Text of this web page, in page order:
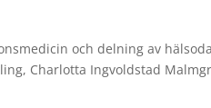
och delning av
Charlotta Ingvoldstad